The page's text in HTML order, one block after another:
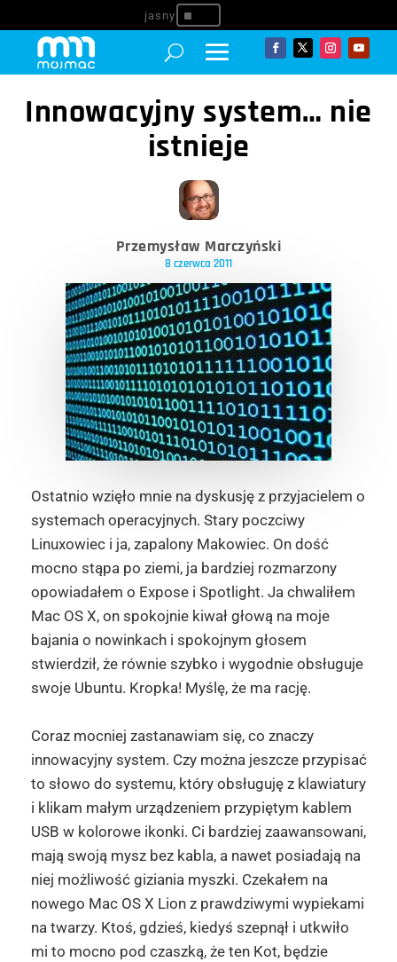
^
Innowacyjny system… nie
istnieje
Przemysław Marczyński
8 czerwca 2011
Ostatnio wzięło mnie na dyskusję z przyjacielem o
systemach operacyjnych. Stary poczciwy
Linuxowiec i ja, zapalony Makowiec. On dość
mocno stąpa po ziemi, ja bardziej rozmarzony
opowiadałem o Expose i Spotlight. Ja chwaliłem
Mac OS X, on spokojnie kiwał głową na moje
bajania o nowinkach i spokojnym głosem
stwierdził, że równie szybko i wygodnie obsługuje
swoje Ubuntu. Kropka! Myślę, że ma rację.
Coraz mocniej zastanawiam się, co znaczy
innowacyjny system. Czy można jeszcze przypisać
to słowo do systemu, który obsługuję z klawiatury
i klikam małym urządzeniem przypiętym kablem
USB w kolorowe ikonki. Ci bardziej zaawansowani,
mają swoją mysz bez kabla, a nawet posiadają na
niej możliwość giziania myszki. Czekałem na
nowego Mac OS X Lion z prawdziwymi wypiekami
na twarzy. Ktoś, gdzieś, kiedyś szepnął i utkwiło
mi to mocno pod czaszką, że ten Kot, będzie